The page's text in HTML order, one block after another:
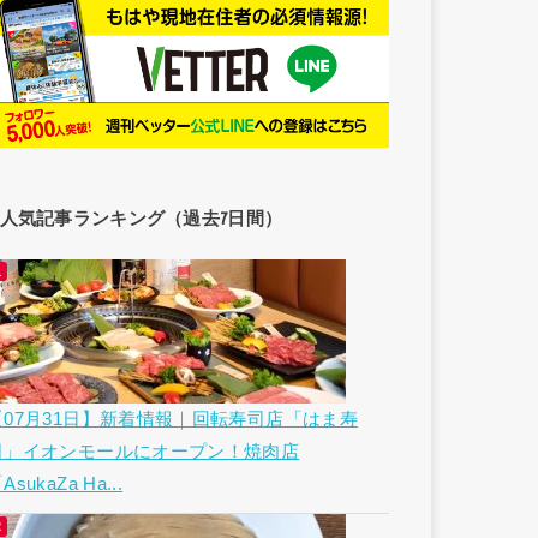
人気記事ランキング（過去7日間）
07月31日】新着情報｜回転寿司店「はま寿
」イオンモールにオープン！焼肉店
AsukaZa Ha...